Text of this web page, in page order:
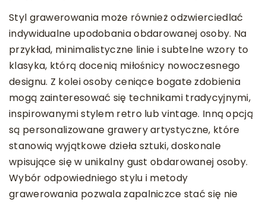
Styl grawerowania może również odzwierciedlać
indywidualne upodobania obdarowanej osoby. Na
przykład, minimalistyczne linie i subtelne wzory to
klasyka, którą docenią miłośnicy nowoczesnego
designu. Z kolei osoby ceniące bogate zdobienia
mogą zainteresować się technikami tradycyjnymi,
inspirowanymi stylem retro lub vintage. Inną opcją
są personalizowane grawery artystyczne, które
stanowią wyjątkowe dzieła sztuki, doskonale
wpisujące się w unikalny gust obdarowanej osoby.
Wybór odpowiedniego stylu i metody
grawerowania pozwala zapalniczce stać się nie